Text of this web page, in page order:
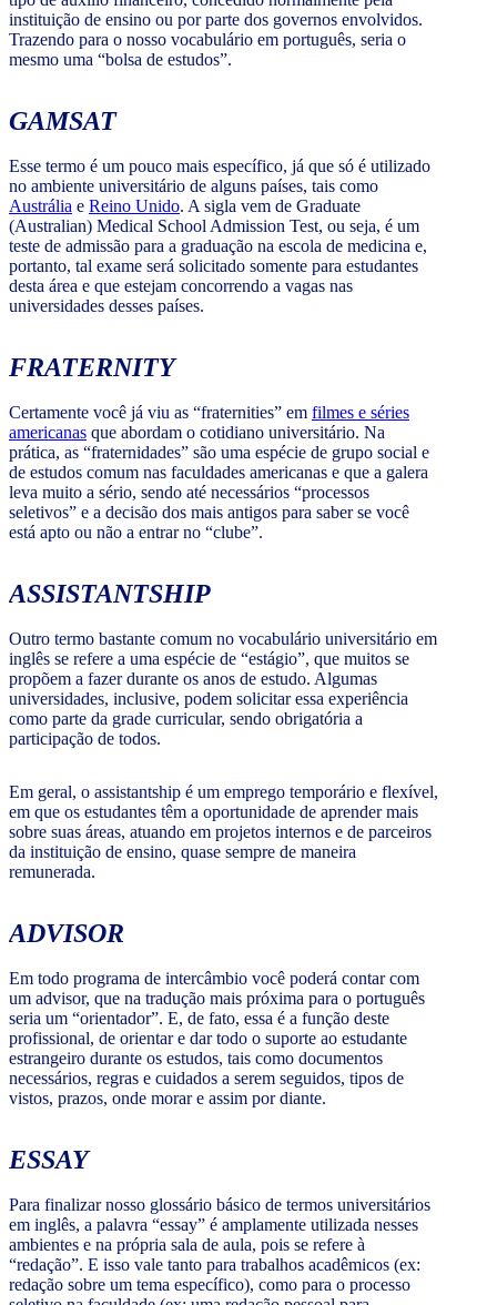
instituição de ensino ou por parte dos governos envolvidos.
Trazendo para o nosso vocabulário em português, seria o
mesmo uma “bolsa de estudos”.
GAMSAT
Esse termo é um pouco mais específico, já que só é utilizado
no ambiente universitário de alguns países, tais como
Austrália e Reino Unido. A sigla vem de Graduate
(Australian) Medical School Admission Test, ou seja, é um
teste de admissão para a graduação na escola de medicina e,
portanto, tal exame será solicitado somente para estudantes
desta área e que estejam concorrendo a vagas nas
universidades desses países.
FRATERNITY
Certamente você já viu as “fraternities” em filmes e séries
americanas que abordam o cotidiano universitário. Na
prática, as “fraternidades” são uma espécie de grupo social e
de estudos comum nas faculdades americanas e que a galera
leva muito a sério, sendo até necessários “processos
seletivos” e a decisão dos mais antigos para saber se você
está apto ou não a entrar no “clube”.
ASSISTANTSHIP
Outro termo bastante comum no vocabulário universitário em
inglês se refere a uma espécie de “estágio”, que muitos se
propõem a fazer durante os anos de estudo. Algumas
universidades, inclusive, podem solicitar essa experiência
como parte da grade curricular, sendo obrigatória a
participação de todos.
Em geral, o assistantship é um emprego temporário e flexível,
em que os estudantes têm a oportunidade de aprender mais
sobre suas áreas, atuando em projetos internos e de parceiros
da instituição de ensino, quase sempre de maneira
remunerada.
ADVISOR
Em todo programa de intercâmbio você poderá contar com
um advisor, que na tradução mais próxima para o português
seria um “orientador”. E, de fato, essa é a função deste
profissional, de orientar e dar todo o suporte ao estudante
estrangeiro durante os estudos, tais como documentos
necessários, regras e cuidados a serem seguidos, tipos de
vistos, prazos, onde morar e assim por diante.
ESSAY
Para finalizar nosso glossário básico de termos universitários
em inglês, a palavra “essay” é amplamente utilizada nesses
ambientes e na própria sala de aula, pois se refere à
“redação”. E isso vale tanto para trabalhos acadêmicos (ex:
redação sobre um tema específico), como para o processo